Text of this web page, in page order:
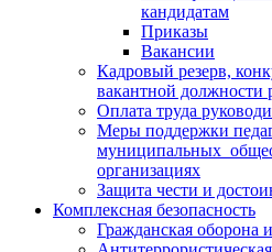
кандидатам
Приказы
Вакансии
Кадровый резерв,
вакантной должности
Оплата труда
Меры поддержки
муниципальных
организациях
Защита чести и
Комплексная безопасность
Гражданская оборона